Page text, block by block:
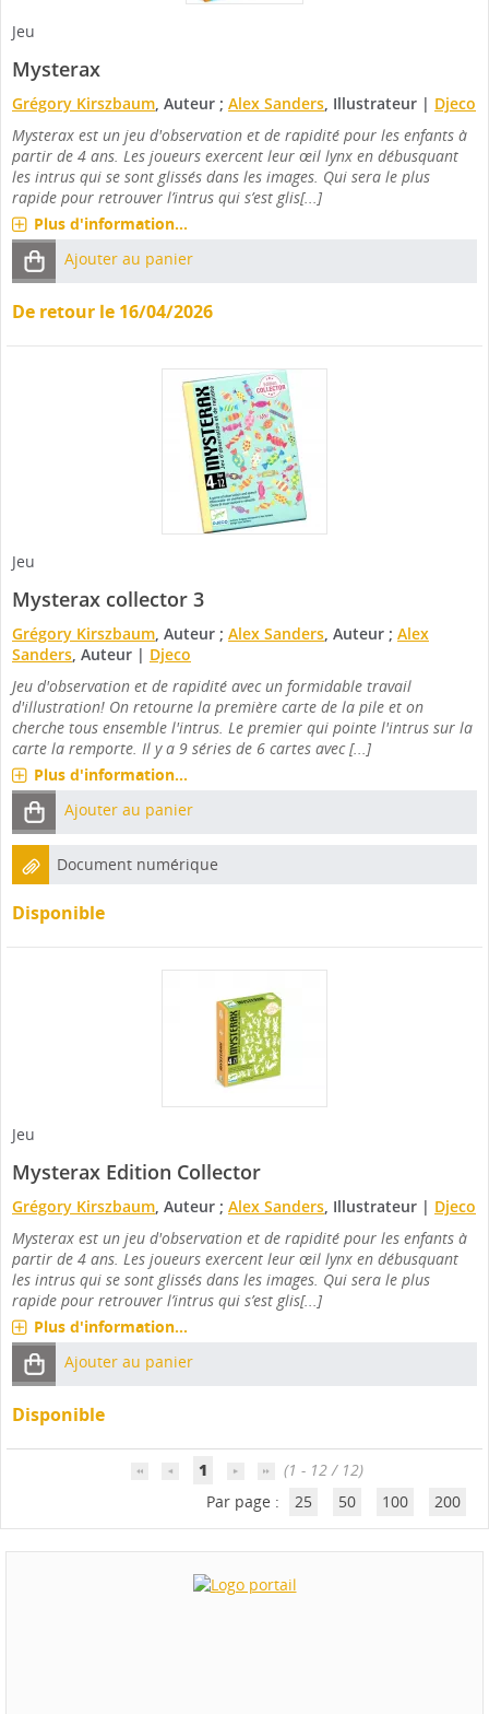
Jeu
Mysterax
Grégory Kirszbaum, Auteur ; Alex Sanders, Illustrateur | Djeco
Mysterax est un jeu d'observation et de rapidité pour les enfants à
partir de 4 ans. Les joueurs exercent leur œil lynx en débusquant
les intrus qui se sont glissés dans les images. Qui sera le plus
rapide pour retrouver l’intrus qui s’est glis[...]
Plus d'information...
Ajouter au panier
De retour le 16/04/2026
Jeu
Mysterax collector 3
Grégory Kirszbaum, Auteur ; Alex Sanders, Auteur ; Alex
Sanders, Auteur | Djeco
Jeu d'observation et de rapidité avec un formidable travail
d'illustration! On retourne la première carte de la pile et on
cherche tous ensemble l'intrus. Le premier qui pointe l'intrus sur la
carte la remporte. Il y a 9 séries de 6 cartes avec [...]
Plus d'information...
Ajouter au panier
Document numérique
Disponible
Jeu
Mysterax Edition Collector
Grégory Kirszbaum, Auteur ; Alex Sanders, Illustrateur | Djeco
Mysterax est un jeu d'observation et de rapidité pour les enfants à
partir de 4 ans. Les joueurs exercent leur œil lynx en débusquant
les intrus qui se sont glissés dans les images. Qui sera le plus
rapide pour retrouver l’intrus qui s’est glis[...]
Plus d'information...
Ajouter au panier
Disponible
1
(1 - 12 / 12)
Par page :
25 50 100 200